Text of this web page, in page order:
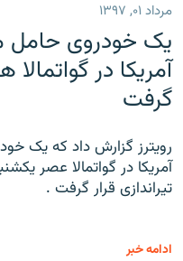
مرداد ۰۱, ۱۳۹۷
یک خودروی حامل
آمریکا در گواتمالا
گرفت
رویترز گزارش داد که یک
آمریکا در گواتمالا عصر
تیراندازی قرار گرفت .
ادامه خبر